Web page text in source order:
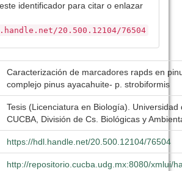
identificador para citar o enlazar
20.500.12104/76504
Caracterización de marcadores rapds en
complejo pinus ayacahuite- p. strobiformis
Tesis (Licenciatura en Biología). Universidad
CUCBA, División de Cs. Biológicas y
https://hdl.handle.net/20.500.12104/76504
http://repositorio.cucba.udg.mx:8080/xmlui/